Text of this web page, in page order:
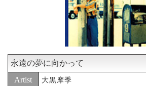
永遠の夢に向かって
Artist
大黒摩季